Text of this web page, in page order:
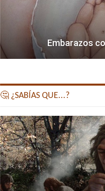
Embarazos
🤔 ¿SABÍAS QUE...?